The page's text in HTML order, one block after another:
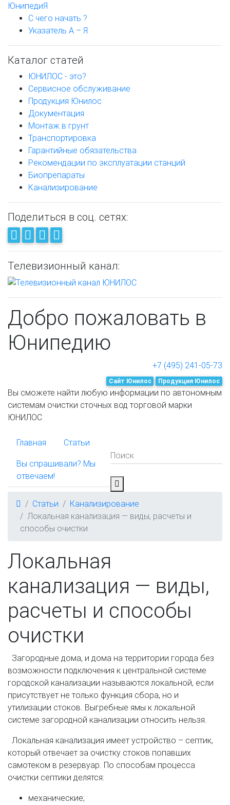
ЮнипедиЯ
С чего начать ?
Указатель А – Я
Каталог статей
ЮНИЛОС - это?
Сервисное обслуживание
Продукция Юнилос
Документация
Монтаж в грунт
Транспортировка
Гарантийные обязательства
Рекомендации по эксплуатации станций
Биопрепараты
Канализирование
Поделиться в соц. сетях:
Телевизионный канал:
Добро пожаловать в
Юнипедию
+7 (495) 241-05-73
Cайт Юнилос Продукция Юнилос
Вы сможете найти любую информации по автономным
системам очистки сточных вод торговой марки
ЮНИЛОС
Поиск
Главная Статьи
Вы спрашивали? Мы
отвечаем!
Статьи
Канализирование
Локальная канализация — виды, расчеты и
способы очистки
Локальная
канализация — виды,
расчеты и способы
очистки
Загородные дома, и дома на территории города без
возможности подключения к центральной системе
городской канализации называются локальной, если
присутствует не только функция сбора, но и
утилизации стоков. Выгребные ямы к локальной
системе загородной канализации относить нельзя.
Локальная канализация имеет устройство – септик,
который отвечает за очистку стоков попавших
самотеком в резервуар. По способам процесса
очистки септики делятся:
механические;